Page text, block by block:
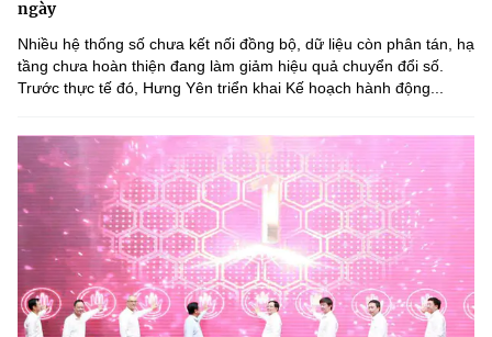
ngày
Nhiều hệ thống số chưa kết nối đồng bộ, dữ liệu còn phân tán, hạ
tầng chưa hoàn thiện đang làm giảm hiệu quả chuyển đổi số.
Trước thực tế đó, Hưng Yên triển khai Kế hoạch hành động...